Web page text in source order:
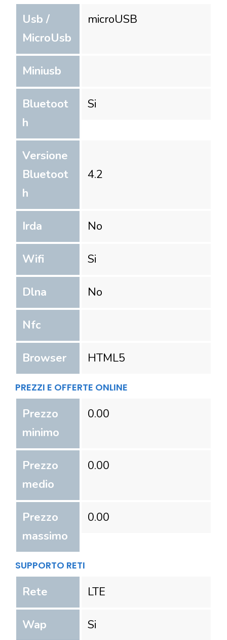
Usb /
MicroUsb
microUSB
Miniusb
Bluetoot
h
Si
Versione
Bluetoot
h
4.2
Irda No
Wifi Si
Dlna No
Nfc
Browser HTML5
PREZZI E OFFERTE ONLINE
Prezzo
minimo
0.00
Prezzo
medio
0.00
Prezzo
massimo
0.00
SUPPORTO RETI
Rete LTE
Wap Si